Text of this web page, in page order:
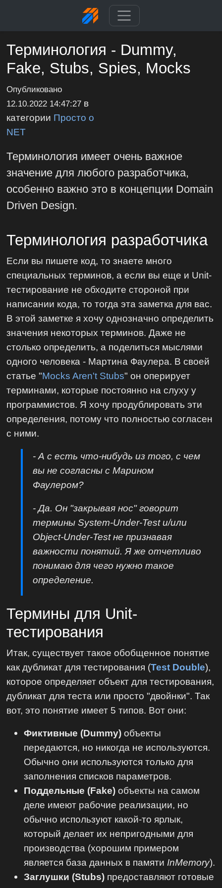
Терминология - Dummy,
Fake, Stubs, Spies, Mocks
Опубликовано
12.10.2022 14:47:27 в
категории Просто о
NET
Терминология имеет очень важное
значение для любого разработчика,
особенно важно это в концепции Domain
Driven Design.
Терминология разработчика
Если вы пишете код, то знаете много
специальных терминов, а если вы еще и Unit-
тестирование не обходите стороной при
написании кода, то тогда эта заметка для вас.
В этой заметке я хочу однозначно определить
значения некоторых терминов. Даже не
столько определить, а поделиться мыслями
одного человека - Мартина Фаулера. В своей
статье "Mocks Aren't Stubs" он оперирует
терминами, которые постоянно на слуху у
программистов. Я хочу продублировать эти
определения, потому что полностью согласен
с ними.
- А с есть что-нибудь из того, с чем
вы не согласны с Марином
Фаулером?
- Да. Он "закрывая нос" говорит
термины System-Under-Test и/или
Object-Under-Test не признавая
важности понятий. Я же отчетливо
понимаю для чего нужно такое
определение.
Термины для Unit-
тестирования
Итак, существует такое обобщенное понятие
как дубликат для тестирования (Test Double),
которое определяет объект для тестирования,
дубликат для теста или просто "двойнки". Так
вот, это понятие имеет 5 типов. Вот они:
Фиктивные (Dummy) объекты
передаются, но никогда не используются.
Обычно они используются только для
заполнения списков параметров.
Поддельные (Fake) объекты на самом
деле имеют рабочие реализации, но
обычно используют какой-то ярлык,
который делает их непригодными для
производства (хорошим примером
является база данных в памяти InMemory).
Заглушки (Stubs) предоставляют готовые